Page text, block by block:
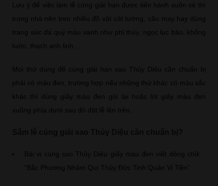
Lưu ý để việc làm lễ cúng giải hạn được tiến hành suôn sẻ thì
trong nhà nên treo nhiều đồ vật cát tường, cầu may hay dùng
trang sức đá quý màu xanh như phỉ thúy, ngọc lục bảo, khổng
tước, thạch anh linh…
Mọi thứ dùng để cúng giải hạn sao Thủy Diệu cần chuẩn bị
phải có màu đen, trường hợp nếu những thứ khác có màu sắc
khác thì dùng giấy màu đen gói lại hoặc lót giấy màu đen
xuống phía dưới sau đó đặt lễ lên trên.
Bài vị cúng sao Thủy Diệu giấy màu đen viết dòng chữ:
“Bắc Phương Nhâm Quí Thủy Đức Tinh Quân Vị Tiền”